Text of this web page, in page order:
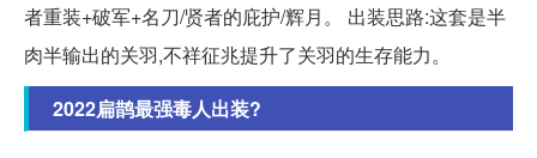
者重装+破军+名刀/贤者的庇护/辉月。 出装思路:这套是半
肉半输出的关羽,不祥征兆提升了关羽的生存能力。
2022扁鹊最强毒人出装?